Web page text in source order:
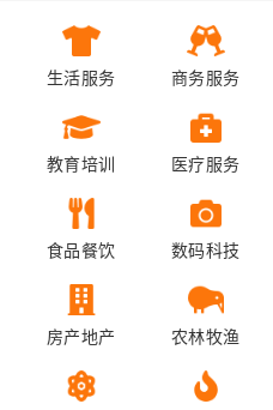
生活服务 商务服务
教育培训 医疗服务
食品餐饮 数码科技
房产地产 农林牧渔